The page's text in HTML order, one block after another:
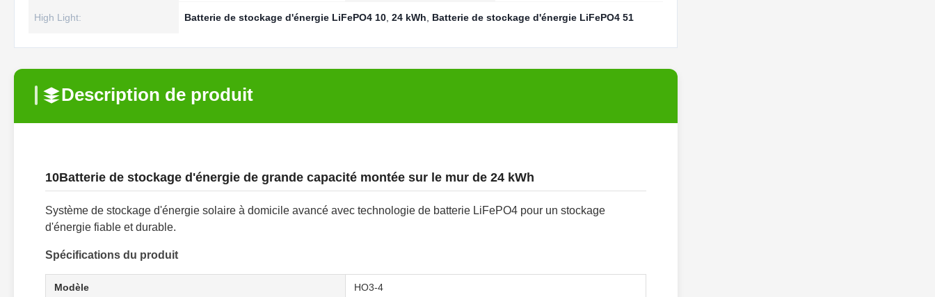
High Light: Batterie de stockage d'énergie LiFePO4 10 24 kWh Batterie de stockage d'énergie LiFePO4 51
Description de produit
10Batterie de stockage d'énergie de grande capacité montée sur le mur de 24 kWh
Système de stockage d'énergie solaire à domicile avancé avec technologie de batterie LiFePO4 pour un stockage
d'énergie fiable et durable.
Spécifications du produit
Modèle HO3-4